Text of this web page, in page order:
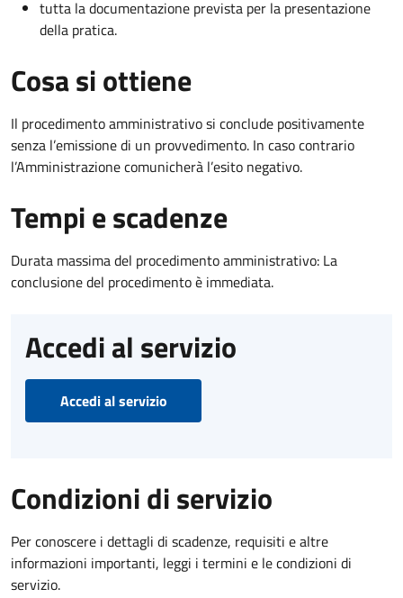
tutta la documentazione prevista per la presentazione
della pratica.
Cosa si ottiene
Il procedimento amministrativo si conclude positivamente
senza l’emissione di un provvedimento. In caso contrario
l’Amministrazione comunicherà l’esito negativo.
Tempi e scadenze
Durata massima del procedimento amministrativo: La
conclusione del procedimento è immediata.
Accedi al servizio
Accedi al servizio
Condizioni di servizio
Per conoscere i dettagli di scadenze, requisiti e altre
informazioni importanti, leggi i termini e le condizioni di
servizio.